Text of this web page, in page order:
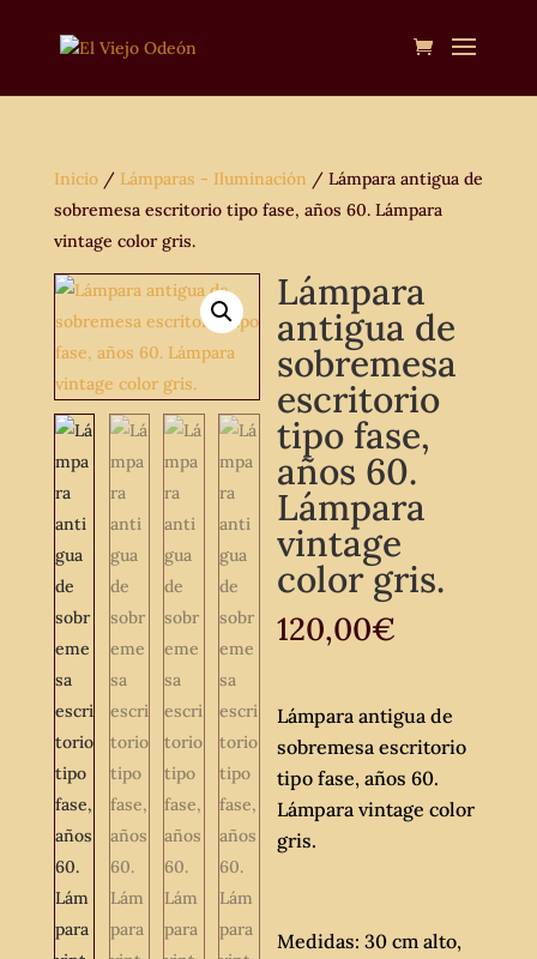
Inicio/ Lámparas - Iluminación / Lámpara antigua de
sobremesa escritorio tipo fase, años 60. Lámpara
vintage color gris.
Lámpara
antigua de
sobremesa
escritorio
tipo fase,
años 60.
Lámpara
vintage
color gris.
120,00€
Lámpara antigua de
sobremesa escritorio
tipo fase, años 60.
Lámpara vintage color
gris.
Medidas: 30 cm alto,